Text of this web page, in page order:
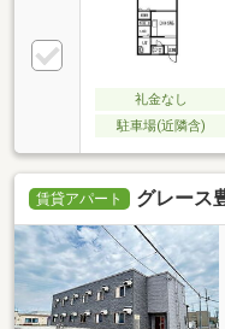
礼金なし
駐車場(近隣含)
賃貸アパート グレース